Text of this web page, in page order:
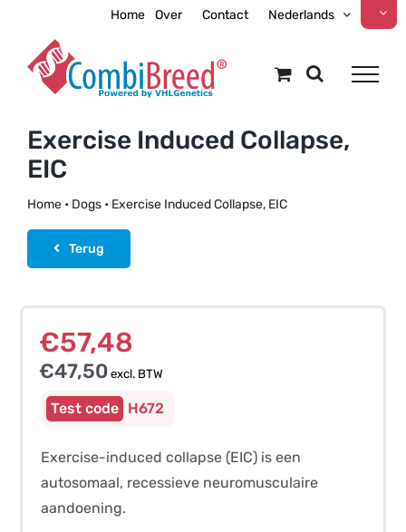
inhoud
Home Over Contact Nederlands
Exercise Induced Collapse,
EIC
Home• Dogs• Exercise Induced Collapse, EIC
Terug
€57,48
€47,50excl. BTW
H672
Exercise-induced collapse (EIC) is een
autosomaal, recessieve neuromusculaire
aandoening.